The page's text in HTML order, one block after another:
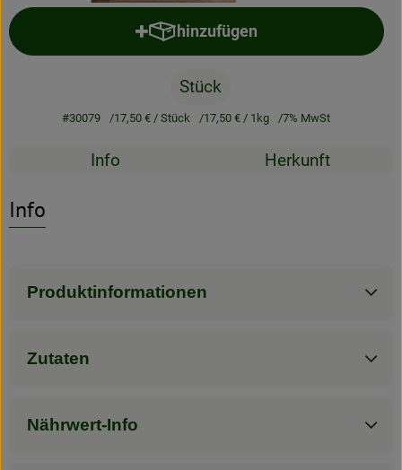
So gehts
Bio-Kochboxen
Rezeptarchiv
hinzufügen
Produkt zum Warenkorb
Stück
#30079 17,50 €/ Stück 17,50 €/ 1kg 7% MwSt
Info Herkunft
Info
Produktinformationen
Zutaten
Nährwert-Info